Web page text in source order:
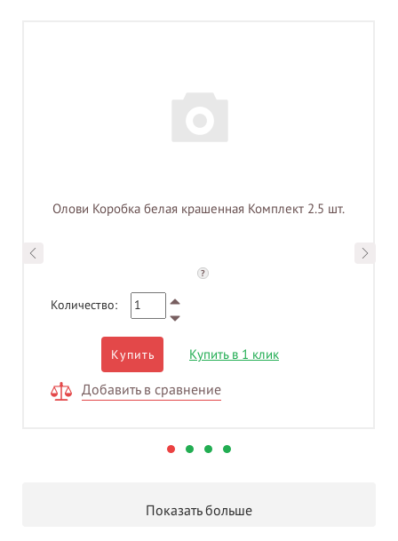
Олови Коробка белая крашенная Комплект 2.5 шт.
?
Количество:
Купить Купить в 1 клик
Добавить в сравнение
Показать больше